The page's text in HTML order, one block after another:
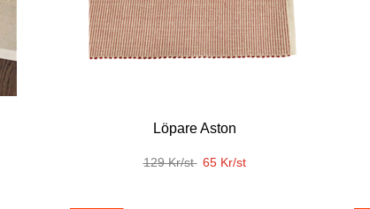
Löpare Aston
129 Kr/st 65 Kr/st